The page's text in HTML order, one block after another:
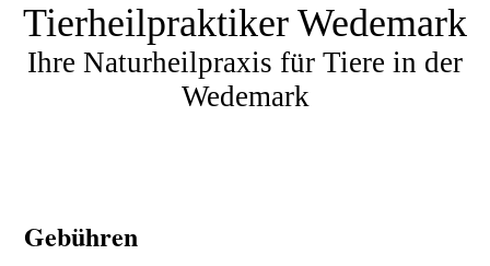
Tierheilpraktiker Wedemark
Ihre Naturheilpraxis für Tiere in der
Wedemark
Gebühren